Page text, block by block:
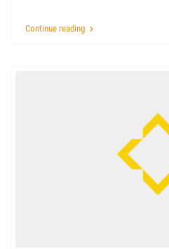
Continue reading